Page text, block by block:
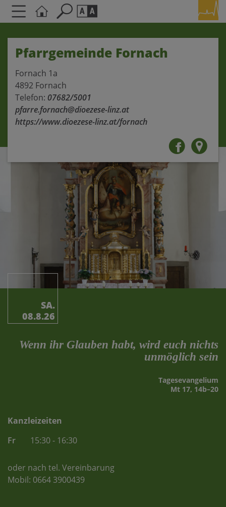
Schriftgröße
AA
Kontrasteinstellungen
A
Pfarrgemeinde Fornach
Fornach 1a
4892 Fornach
Telefon: 07682/5001
pfarre.fornach@dioezese-linz.at
https://www.dioezese-linz.at/fornach
SA.
08.8.26
Wenn ihr Glauben habt, wird euch nichts
unmöglich sein
Tages­evangelium
Mt 17, 14b–20
Kanzleizeiten
Fr
15:30 - 16:30
oder nach tel. Vereinbarung
Mobil: 0664 3900439